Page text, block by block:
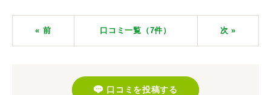
« 前 口コミ一覧（7件） 次 »
口コミを投稿する